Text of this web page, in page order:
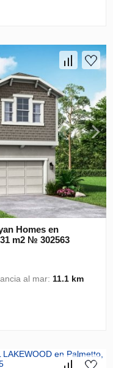
Homes en
m2 № 302563
al mar:11.1 km